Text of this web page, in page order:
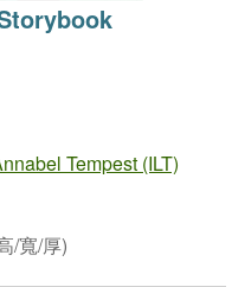
Tempest (ILT)
/寬/厚)